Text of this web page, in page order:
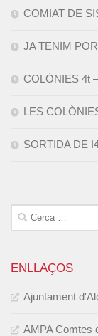
COMIAT DE
JA TENIM
COLÒNIES 4t
LES
SORTIDA DE
Cerca:
ENLLAÇOS
Ajuntament
AMPA Comtes